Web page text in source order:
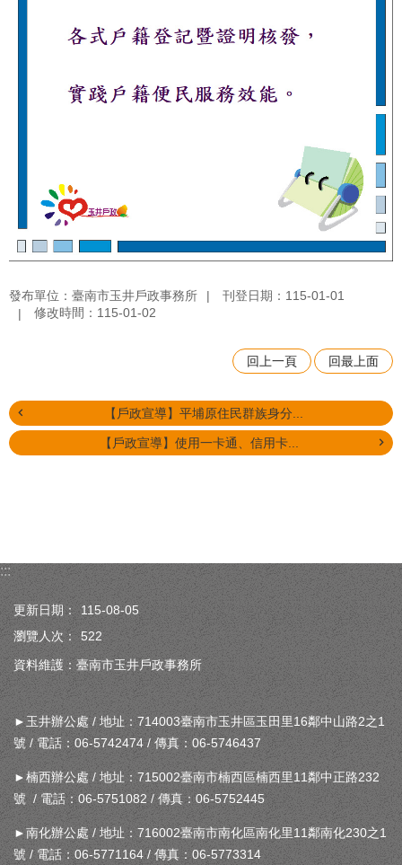
發布單位：臺南市玉井戶政事務所
刊登日期：115-01-01
修改時間：115-01-02
回上一頁 回最上面
【戶政宣導】平埔原住民群族身分...
【戶政宣導】使用一卡通、信用卡...
:::
更新日期：
115-08-05
瀏覽人次：
522
資料維護：臺南市玉井戶政事務所
►玉井辦公處 / 地址：714003臺南市玉井區玉田里16鄰中山路2之1
號 / 電話：06-5742474 / 傳真：06-5746437
►楠西辦公處 / 地址：715002臺南市楠西區楠西里11鄰中正路232
號 / 電話：06-5751082 / 傳真：06-5752445
►南化辦公處 / 地址：716002臺南市南化區南化里11鄰南化230之1
號 / 電話：06-5771164 / 傳真：06-5773314